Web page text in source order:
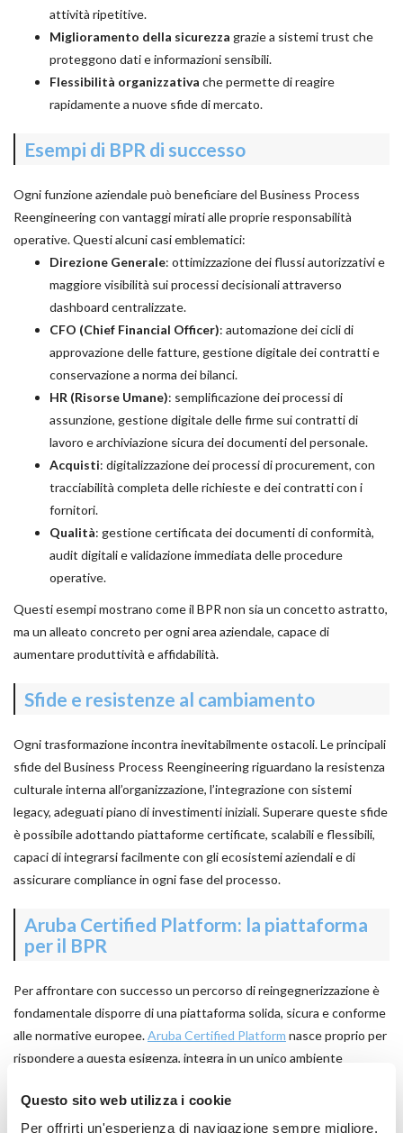
Questo sito web utilizza i cookie
Per offrirti un'esperienza di navigazione sempre migliore,
attività ripetitive.
Miglioramento della sicurezza grazie a sistemi trust che
proteggono dati e informazioni sensibili.
Flessibilità organizzativa che permette di reagire
rapidamente a nuove sfide di mercato.
Esempi di BPR di successo
Ogni funzione aziendale può beneficiare del Business Process
Reengineering con vantaggi mirati alle proprie responsabilità
operative. Questi alcuni casi emblematici:
Direzione Generale: ottimizzazione dei flussi autorizzativi e
maggiore visibilità sui processi decisionali attraverso
dashboard centralizzate.
CFO (Chief Financial Officer): automazione dei cicli di
approvazione delle fatture, gestione digitale dei contratti e
conservazione a norma dei bilanci.
HR (Risorse Umane): semplificazione dei processi di
assunzione, gestione digitale delle firme sui contratti di
lavoro e archiviazione sicura dei documenti del personale.
Acquisti: digitalizzazione dei processi di procurement, con
tracciabilità completa delle richieste e dei contratti con i
fornitori.
Qualità: gestione certificata dei documenti di conformità,
audit digitali e validazione immediata delle procedure
operative.
Questi esempi mostrano come il BPR non sia un concetto astratto,
ma un alleato concreto per ogni area aziendale, capace di
aumentare produttività e affidabilità.
Sfide e resistenze al cambiamento
Ogni trasformazione incontra inevitabilmente ostacoli. Le principali
sfide del Business Process Reengineering riguardano la resistenza
culturale interna all’organizzazione, l’integrazione con sistemi
legacy, adeguati piano di investimenti iniziali. Superare queste sfide
è possibile adottando piattaforme certificate, scalabili e flessibili,
capaci di integrarsi facilmente con gli ecosistemi aziendali e di
assicurare compliance in ogni fase del processo.
Aruba Certified Platform: la piattaforma
per il BPR
Per affrontare con successo un percorso di reingegnerizzazione è
fondamentale disporre di una piattaforma solida, sicura e conforme
alle normative europee.Aruba Certified Platform nasce proprio per
rispondere a questa esigenza, integra in un unico ambiente
garantire scalabilità, interoperabilità con sistemi esistenti e
massimo livello di sicurezza.